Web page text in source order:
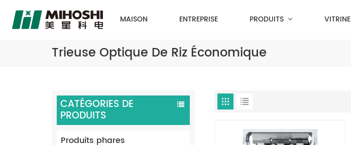
MAISON ENTREPRISE PRODUITS VITRINE
Trieuse Optique De Riz Économique
CATÉGORIES DE
PRODUITS
Produits phares